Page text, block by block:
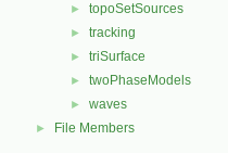
► topoSetSources
► tracking
► triSurface
► twoPhaseModels
► waves
► File Members